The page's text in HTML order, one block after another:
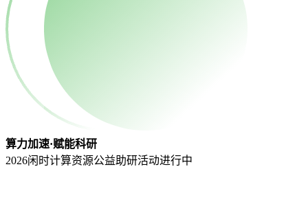
算力加速·赋能科研
2026闲时计算资源公益助研活动进行中